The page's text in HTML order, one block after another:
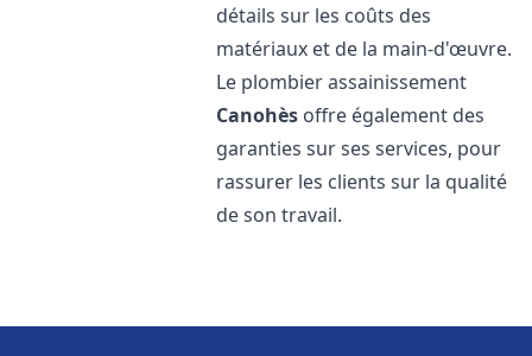
détails sur les coûts des
matériaux et de la main-d'œuvre.
Le plombier assainissement
Canohès offre également des
garanties sur ses services, pour
rassurer les clients sur la qualité
de son travail.